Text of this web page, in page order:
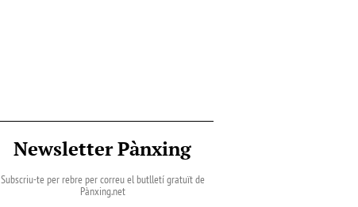
Newsletter Pànxing
Subscriu-te per rebre per correu el butlletí gratuït de
Pànxing.net​